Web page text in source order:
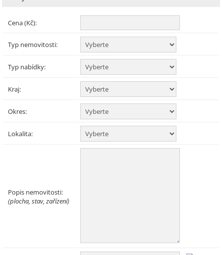
Cena (Kč):
Typ nemovitosti:
Typ nabídky:
Kraj:
Okres:
Lokalita:
Popis nemovitosti:
(plocha, stav, zařízení)